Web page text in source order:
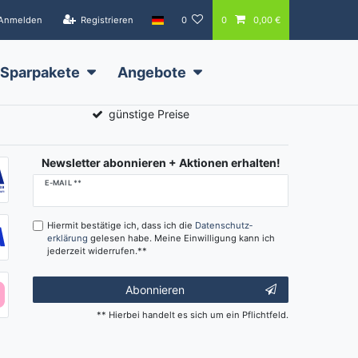
Registrieren 0 0 0,00 €
Sparpakete Angebote
günstige Preise
Newsletter abonnieren + Aktionen erhalten!
E-MAIL **
Newsletter
Hiermit bestätige ich, dass ich die Daten­schutz­
erklärung gelesen habe. Meine Einwilligung kann ich
jederzeit widerrufen.**
Abonnieren
** Hierbei handelt es sich um ein Pflichtfeld.